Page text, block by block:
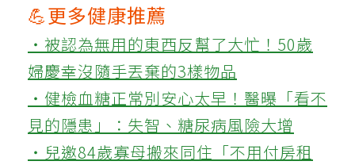
💪更多健康推薦
‧被認為無用的東西反幫了大忙！50歲
婦慶幸沒隨手丟棄的3樣物品
‧健檢血糖正常別安心太早！醫曝「看不
見的隱患」：失智、糖尿病風險大增
‧兒邀84歲寡母搬來同住「不用付房租